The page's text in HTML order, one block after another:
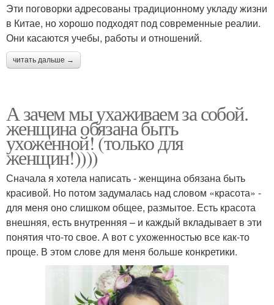
Эти поговорки адресованы традиционному укладу жизни
в Китае, но хорошо подходят под современные реалии.
Они касаются учебы, работы и отношений.
читать дальше →
А зачем мы ухаживаем за собой.
женщина обязана быть
ухоженной! (только для
женщин!))))
Сначала я хотела написать - женщина обязана быть
красивой. Но потом задумалась над словом «красота» -
для меня оно слишком общее, размытое. Есть красота
внешняя, есть внутренняя – и каждый вкладывает в эти
понятия что-то свое. А вот с ухоженностью все как-то
проще. В этом слове для меня больше конкретики.